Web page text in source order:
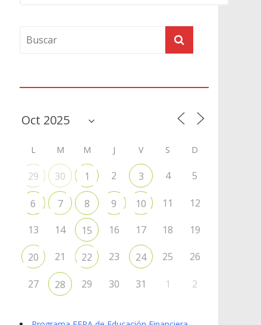
L M M J V S D
29 30 1 2 3 4 5
6 7 8 9 10 11 12
13 14 15 16 17 18 19
20 21 22 23 24 25 26
27 28 29 30 31 1 2